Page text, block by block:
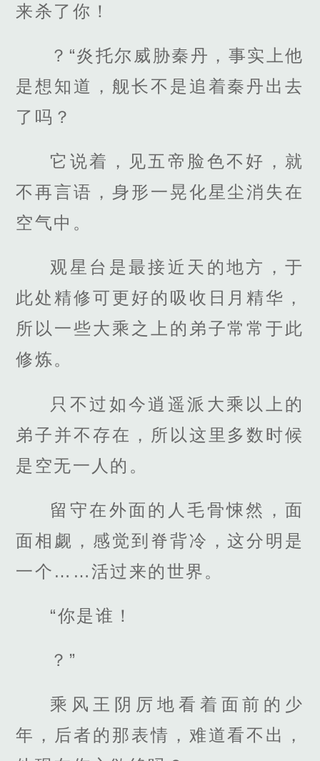
来杀了你！
？“炎托尔威胁秦丹，事实上他
是想知道，舰长不是追着秦丹出去
了吗？
它说着，见五帝脸色不好，就
不再言语，身形一晃化星尘消失在
空气中。
观星台是最接近天的地方，于
此处精修可更好的吸收日月精华，
所以一些大乘之上的弟子常常于此
修炼。
只不过如今逍遥派大乘以上的
弟子并不存在，所以这里多数时候
是空无一人的。
留守在外面的人毛骨悚然，面
面相觑，感觉到脊背冷，这分明是
一个……活过来的世界。
“你是谁！
？”
乘风王阴厉地看着面前的少
年，后者的那表情，难道看不出，